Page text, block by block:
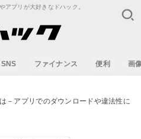
アプリが大好きなドハック。
SNS ファイナンス 便利 画
－アプリでのダウンロードや違法性に